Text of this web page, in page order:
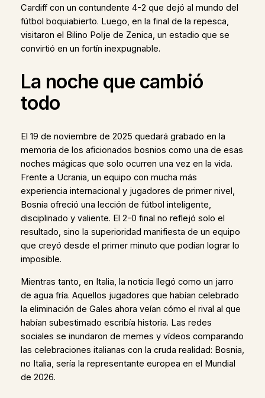
Cardiff con un contundente 4-2 que dejó al mundo del
fútbol boquiabierto. Luego, en la final de la repesca,
visitaron el Bilino Polje de Zenica, un estadio que se
convirtió en un fortín inexpugnable.
La noche que cambió
todo
El 19 de noviembre de 2025 quedará grabado en la
memoria de los aficionados bosnios como una de esas
noches mágicas que solo ocurren una vez en la vida.
Frente a Ucrania, un equipo con mucha más
experiencia internacional y jugadores de primer nivel,
Bosnia ofreció una lección de fútbol inteligente,
disciplinado y valiente. El 2-0 final no reflejó solo el
resultado, sino la superioridad manifiesta de un equipo
que creyó desde el primer minuto que podían lograr lo
imposible.
Mientras tanto, en Italia, la noticia llegó como un jarro
de agua fría. Aquellos jugadores que habían celebrado
la eliminación de Gales ahora veían cómo el rival al que
habían subestimado escribía historia. Las redes
sociales se inundaron de memes y vídeos comparando
las celebraciones italianas con la cruda realidad: Bosnia,
no Italia, sería la representante europea en el Mundial
de 2026.